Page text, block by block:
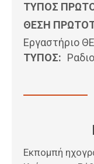
ΤΥΠΟΣ
ΘΕΣΗ
Εργαστήριο
ΤΥΠΟΣ:
Εκπομπή